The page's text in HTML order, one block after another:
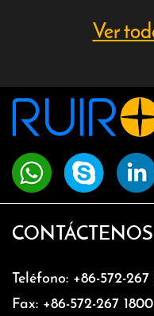
Ver
CONTÁCTENOS
Teléfono: +86-572-267
Fax: +86-572-267 1800